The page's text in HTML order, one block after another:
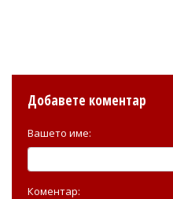
Добавете коментар
Вашето име:
Коментар: